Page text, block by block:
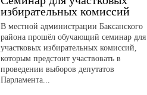
избирательных комиссий
В местной администрации Баксанского
района прошёл обучающий семинар для
участковых избирательных комиссий,
которым предстоит участвовать в
проведении выборов депутатов
Парламента...